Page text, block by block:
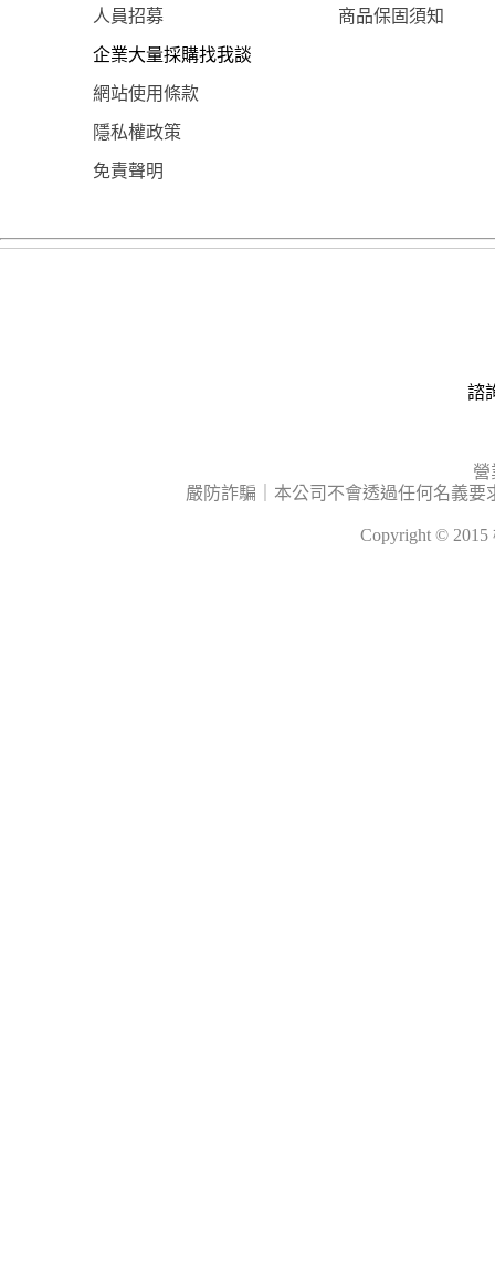
人員招募 商品保固須知
企業大量採購找我談
網站使用條款
隱私權政策
免責聲明
諮
營
嚴防詐騙｜本公司不會透過任何名義
Copyright ©